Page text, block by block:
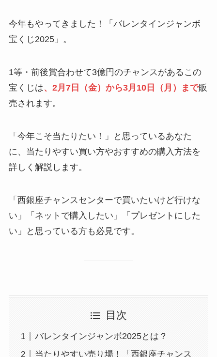
今年もやってきました！「バレンタインジャンボ
宝くじ2025」。
1等・前後賞合わせて3億円のチャンスがあるこの
宝くじは、2月7日（金）から3月10日（月）まで販
売されます。
「今年こそ当たりたい！」と思っているあなた
に、当たりやすい買い方やおすすめの購入方法を
詳しく解説します。
「西銀座チャンスセンターで買いたいけど行けな
い」「ネットで購入したい」「プレゼントにした
い」と思っている方も必見です。
目次
バレンタインジャンボ2025とは？
当たりやすい売り場！「西銀座チャンス